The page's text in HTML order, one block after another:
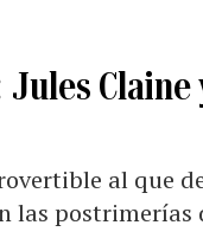
Jules Claine
al que
las postrimerías